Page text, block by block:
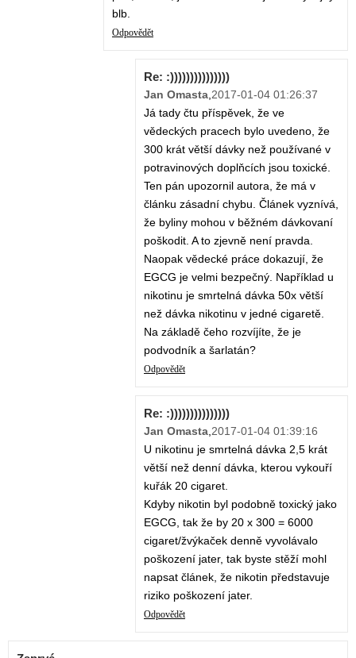
blb.
Odpovědět
Re: :)))))))))))))))
Jan Omasta,2017-01-04 01:26:37
Já tady čtu příspěvek, že ve
vědeckých pracech bylo uvedeno, že
300 krát větší dávky než používané v
potravinových doplňcích jsou toxické.
Ten pán upozornil autora, že má v
článku zásadní chybu. Článek vyznívá,
že byliny mohou v běžném dávkovaní
poškodit. A to zjevně není pravda.
Naopak vědecké práce dokazují, že
EGCG je velmi bezpečný. Například u
nikotinu je smrtelná dávka 50x větší
než dávka nikotinu v jedné cigaretě.
Na základě čeho rozvíjíte, že je
podvodník a šarlatán?
Odpovědět
Re: :)))))))))))))))
Jan Omasta,2017-01-04 01:39:16
U nikotinu je smrtelná dávka 2,5 krát
větší než denní dávka, kterou vykouří
kuřák 20 cigaret.
Kdyby nikotin byl podobně toxický jako
EGCG, tak že by 20 x 300 = 6000
cigaret/žvýkaček denně vyvolávalo
poškození jater, tak byste stěží mohl
napsat článek, že nikotin představuje
riziko poškození jater.
Odpovědět